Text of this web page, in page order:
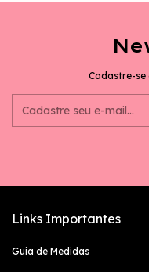
Cadastre-se
Links Importantes
Guia de Medidas